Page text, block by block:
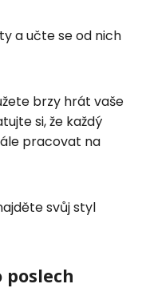
a učte se od nich
brzy hrát vaše
si, že každý
pracovat na
svůj styl
poslech